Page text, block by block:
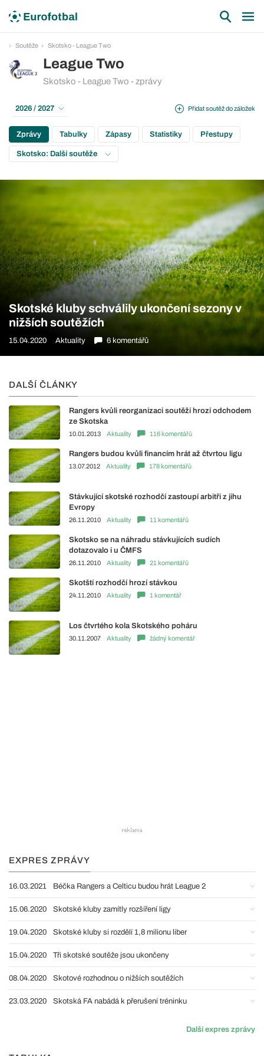
Soutěže Skotsko - League Two
League Two
Skotsko - League Two - zprávy
Přidat soutěž do záložek
2026 / 2027
Zprávy Tabulky Zápasy Statistiky Přestupy
Skotsko: Další soutěže
Skotské kluby schválily ukončení sezony v
nižších soutěžích
15.04.2020 Aktuality 6 komentářů
DALŠÍ ČLÁNKY
Rangers kvůli reorganizaci soutěží hrozí odchodem
ze Skotska
10.01.2013 Aktuality 116 komentářů
Rangers budou kvůli financím hrát až čtvrtou ligu
13.07.2012 Aktuality 178 komentářů
Stávkující skotské rozhodčí zastoupí arbitři z jihu
Evropy
26.11.2010 Aktuality 11 komentářů
Skotsko se na náhradu stávkujících sudích
dotazovalo i u ČMFS
26.11.2010 Aktuality 21 komentářů
Skotští rozhodčí hrozí stávkou
24.11.2010 Aktuality 1 komentář
Los čtvrtého kola Skotského poháru
30.11.2007 Aktuality žádný komentář
EXPRES ZPRÁVY
16.03.2021 Béčka Rangers a Celticu budou hrát League 2
15.06.2020 Skotské kluby zamítly rozšíření ligy
19.04.2020 Skotské kluby si rozdělí 1,8 milionu liber
15.04.2020 Tři skotské soutěže jsou ukončeny
08.04.2020 Skotové rozhodnou o nižších soutěžích
23.03.2020 Skotská FA nabádá k přerušení tréninku
Další expres zprávy